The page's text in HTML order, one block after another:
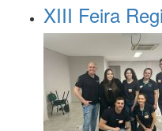
XIII Feira